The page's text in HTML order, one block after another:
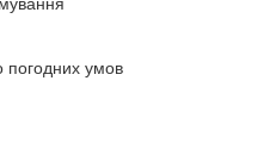
погодних умов